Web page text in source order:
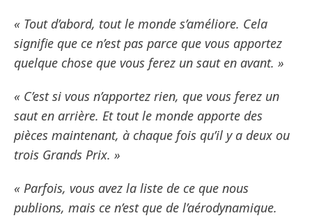
« Tout d’abord, tout le monde s’améliore. Cela
signifie que ce n’est pas parce que vous apportez
quelque chose que vous ferez un saut en avant. »
« C’est si vous n’apportez rien, que vous ferez un
saut en arrière. Et tout le monde apporte des
pièces maintenant, à chaque fois qu’il y a deux ou
trois Grands Prix. »
« Parfois, vous avez la liste de ce que nous
publions, mais ce n’est que de l’aérodynamique.